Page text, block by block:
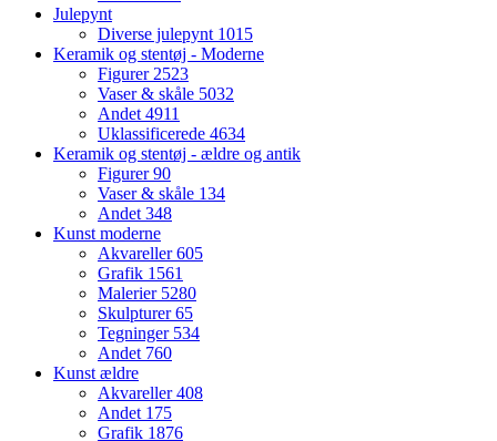
Julepynt
Diverse julepynt 1015
Keramik og stentøj - Moderne
Figurer2523
Vaser & skåle 5032
Andet4911
Uklassificerede 4634
Keramik og stentøj - ældre og antik
Figurer90
Vaser & skåle 134
Andet348
Kunst moderne
Akvareller605
Grafik 1561
Malerier 5280
Skulpturer65
Tegninger 534
Andet 760
Kunst ældre
Akvareller408
Andet 175
Grafik 1876